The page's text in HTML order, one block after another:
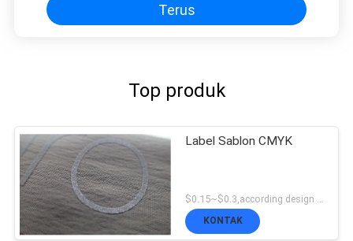
Terus
Top produk
Label Sablon CMYK
KONTAK